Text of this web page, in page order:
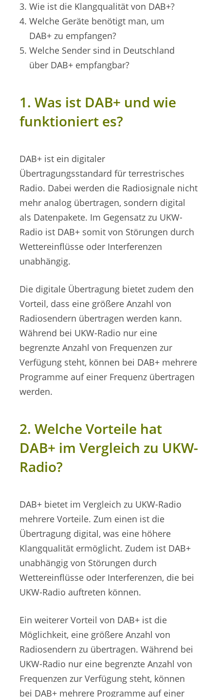
Wie ist die Klangqualität von DAB+?
Welche Geräte benötigt man, um
DAB+ zu empfangen?
Welche Sender sind in Deutschland
über DAB+ empfangbar?
1. Was ist DAB+ und wie
funktioniert es?
DAB+ ist ein digitaler
Übertragungsstandard für terrestrisches
Radio. Dabei werden die Radiosignale nicht
mehr analog übertragen, sondern digital
als Datenpakete. Im Gegensatz zu UKW-
Radio ist DAB+ somit von Störungen durch
Wettereinflüsse oder Interferenzen
unabhängig.
Die digitale Übertragung bietet zudem den
Vorteil, dass eine größere Anzahl von
Radiosendern übertragen werden kann.
Während bei UKW-Radio nur eine
begrenzte Anzahl von Frequenzen zur
Verfügung steht, können bei DAB+ mehrere
Programme auf einer Frequenz übertragen
werden.
2. Welche Vorteile hat
DAB+ im Vergleich zu UKW-
Radio?
DAB+ bietet im Vergleich zu UKW-Radio
mehrere Vorteile. Zum einen ist die
Übertragung digital, was eine höhere
Klangqualität ermöglicht. Zudem ist DAB+
unabhängig von Störungen durch
Wettereinflüsse oder Interferenzen, die bei
UKW-Radio auftreten können.
Ein weiterer Vorteil von DAB+ ist die
Möglichkeit, eine größere Anzahl von
Radiosendern zu übertragen. Während bei
UKW-Radio nur eine begrenzte Anzahl von
Frequenzen zur Verfügung steht, können
bei DAB+ mehrere Programme auf einer